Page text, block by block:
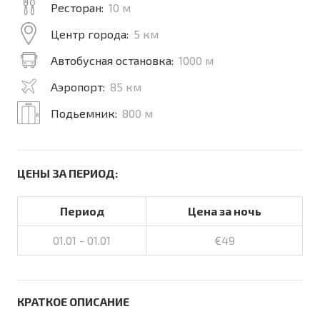
Ресторан: 10 м
Центр города: 5 км
Автобусная остановка: 1000 м
Аэропорт: 85 км
Подьемник: 800 м
ЦЕНЫ ЗА ПЕРИОД:
Период Цена за ночь
01.01 - 01.01 €49
КРАТКОЕ ОПИСАНИЕ